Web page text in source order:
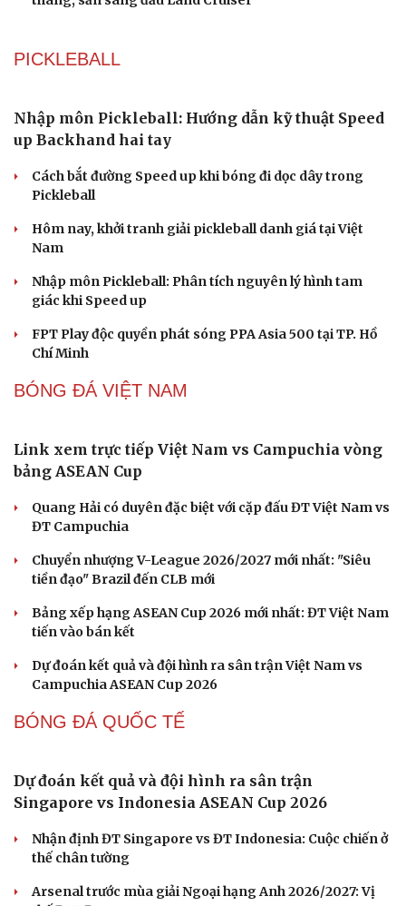
Cải chính
Mitsubishi Destinator giảm giá gần 80 triệu đồng,
Khu vực sạc xe điện chung cư cần đáp ứng những quy
định an toàn PCCC nào?
"Huyền thoại" Mitsubishi Pajero tái sinh: Khung gầm
thang, sẵn sàng đấu Land Cruiser
PICKLEBALL
Nhập môn Pickleball: Hướng dẫn kỹ thuật Speed
up Backhand hai tay
Cách bắt đường Speed up khi bóng đi dọc dây trong
Pickleball
Hôm nay, khởi tranh giải pickleball danh giá tại Việt
Nam
Nhập môn Pickleball: Phân tích nguyên lý hình tam
giác khi Speed up
FPT Play độc quyền phát sóng PPA Asia 500 tại TP. Hồ
BÓNG ĐÁ VIỆT NAM
Link xem trực tiếp Việt Nam vs Campuchia vòng
bảng ASEAN Cup
Quang Hải có duyên đặc biệt với cặp đấu ĐT Việt Nam vs